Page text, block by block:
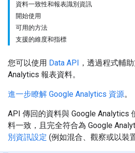
資料一致性和報表識別資訊
開始使用
可用的方法
支援的維度和指標
您可以使用 Data API ，透過程式輔
Analytics 報表資料。
進一步瞭解 Google Analytics 資源。
API 傳回的資料與 Google Analytics
料一致，且完全符合為 Google
別資訊設定 (例如混合、觀察或以裝